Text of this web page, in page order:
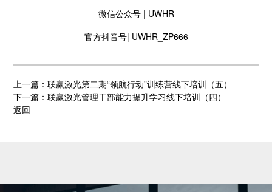
微信公众号 | UWHR
官方抖音号| UWHR_ZP666
上一篇：联赢激光第二期“领航行动”训练营线下培训（五）
下一篇：联赢激光管理干部能力提升学习线下培训（四）
返回